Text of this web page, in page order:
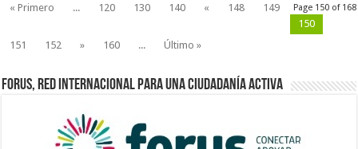
Page 150 of 168
« Primero ... 120 130 140 « 148
149
150
151
152 » 160 ... Último »
Forus, red internacional para una ciudadanía activa